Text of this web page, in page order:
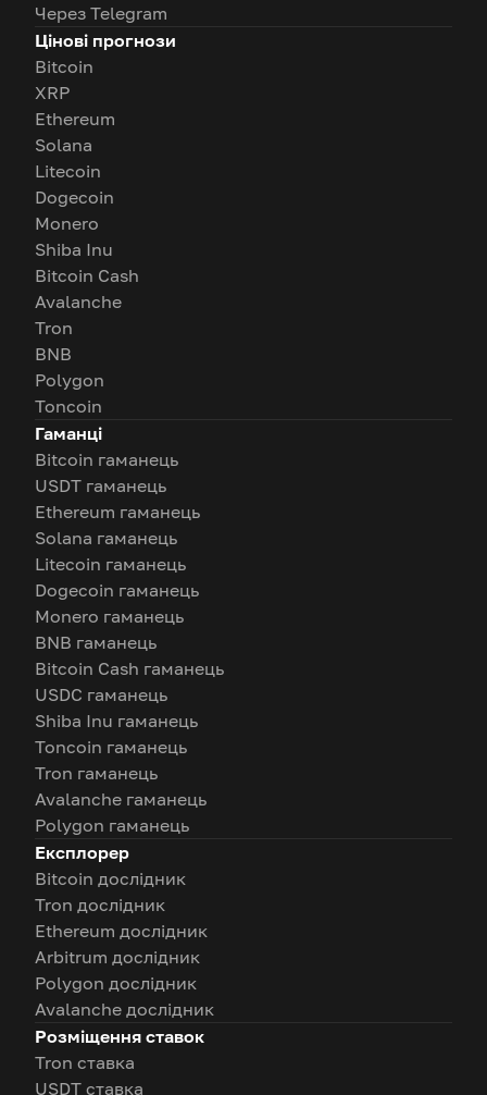
Через Telegram
Цінові прогнози
Bitcoin
XRP
Ethereum
Solana
Litecoin
Dogecoin
Monero
Shiba Inu
Bitcoin Cash
Avalanche
Tron
BNB
Polygon
Toncoin
Гаманці
Bitcoin гаманець
USDT гаманець
Ethereum гаманець
Solana гаманець
Litecoin гаманець
Dogecoin гаманець
Monero гаманець
BNB гаманець
Bitcoin Cash гаманець
USDC гаманець
Shiba Inu гаманець
Toncoin гаманець
Tron гаманець
Avalanche гаманець
Polygon гаманець
Експлорер
Bitcoin дослідник
Tron дослідник
Ethereum дослідник
Arbitrum дослідник
Polygon дослідник
Avalanche дослідник
Розміщення ставок
Tron ставка
USDT ставка